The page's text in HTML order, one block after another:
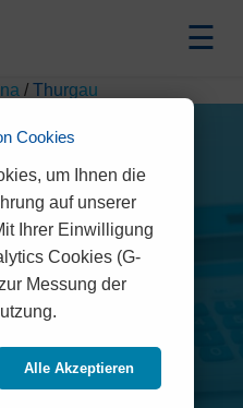
☰
/ Thurgau
2026
Cookies
um Ihnen die
auf unserer
Ihrer Einwilligung
Cookies (G-
Messung der
Alle Akzeptieren